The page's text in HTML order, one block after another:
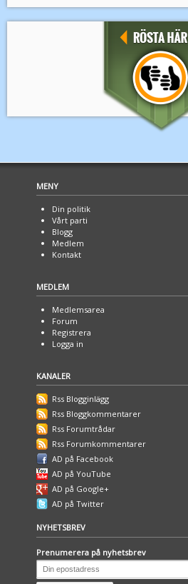
MENY
Din politik
Vårt parti
Blogg
Medlem
Kontakt
MEDLEM
Medlemsarea
Forum
Registrera
Logga in
KANALER
Rss Blogginlägg
Rss Bloggkommentarer
Rss Forumtrådar
Rss Forumkommentarer
AD på Facebook
AD på YouTube
AD på Google+
AD på Twitter
NYHETSBREV
Prenumerera på nyhetsbrev